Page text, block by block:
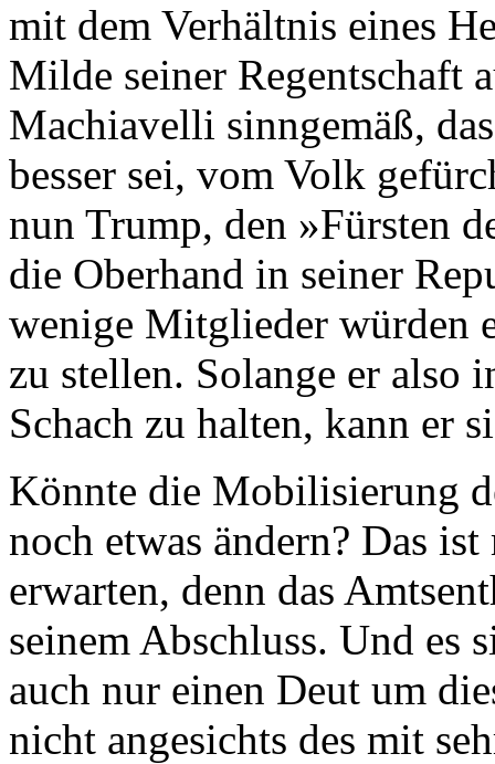
mit dem Verhältnis eines
Milde seiner Regentschaft
Machiavelli sinngemäß,
besser sei, vom Volk
nun Trump, den »Fürsten
die Oberhand in seiner
wenige Mitglieder würden
zu stellen. Solange er also
Schach zu halten, kann er
Könnte die Mobilisierung
noch etwas ändern? Das
erwarten, denn das
seinem Abschluss. Und es
auch nur einen Deut um
nicht angesichts des mit